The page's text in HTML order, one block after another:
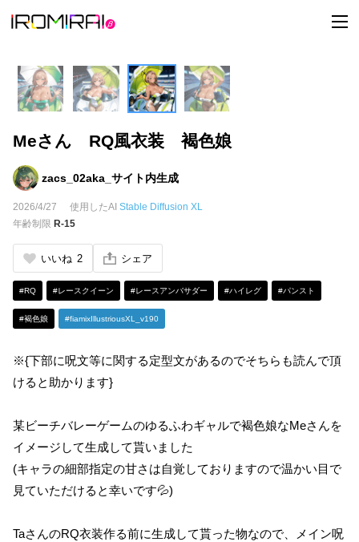
t
o
Meさん RQ風衣装 褐色娘
zacs_02aka_サイト内生成
2026/4/27 使用したAI Stable Diffusion XL
年齢制限 R-15
いいね 2 シェア
#RQ #レースクイーン #レースアンバサダー #ハイレグ #パンスト
#褐色娘 #fiamixIllustriousXL_v190
※{下部に呪文等に関する定型文があるのでそちらも読んで頂
けると助かります}
某ビーチバレーゲームのゆるふわギャルで褐色娘なMeさんを
イメージして生成して貰いました
(キャラの細部指定の甘さは自覚しておりますので温かい目で
見ていただけると幸いです💦)
TaさんのRQ衣装作る前に生成して貰った物なので、メイン呪